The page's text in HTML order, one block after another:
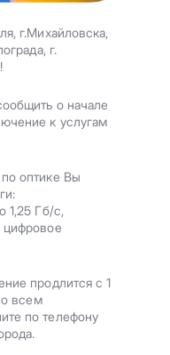
г.Михайловска,
г.
о начале
к услугам
оптике Вы
1,25 Гб/с,
цифровое
продлится с 1
всем
по телефону